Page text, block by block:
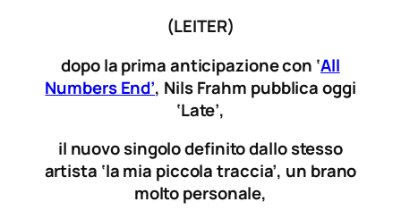
(LEITER)
dopo la prima anticipazione con ‘All
Numbers End’, Nils Frahm pubblica oggi
‘Late’,
il nuovo singolo definito dallo stesso
artista ‘la mia piccola traccia’, un brano
molto personale,